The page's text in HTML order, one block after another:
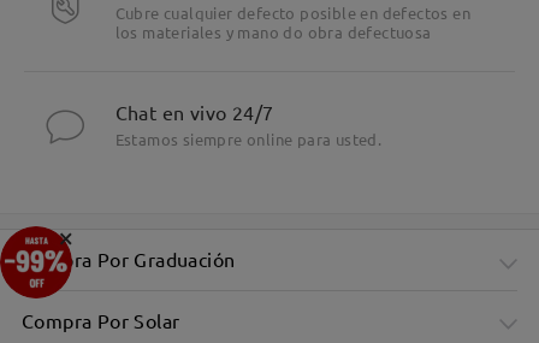
Cubre cualquier defecto posible en defectos en
los materiales y mano do obra defectuosa
Chat en vivo 24/7
Estamos siempre online para usted.
Compra Por Graduación
Compra Por Solar
×